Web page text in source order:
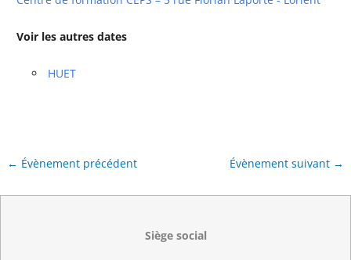
Voir les autres dates
HUET
← Évènement précédent Évènement suivant →
Siège social